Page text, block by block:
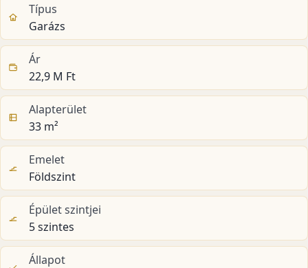
Típus
Garázs
Ár
22,9 M Ft
Alapterület
33 m²
Emelet
Földszint
Épület szintjei
5 szintes
Állapot